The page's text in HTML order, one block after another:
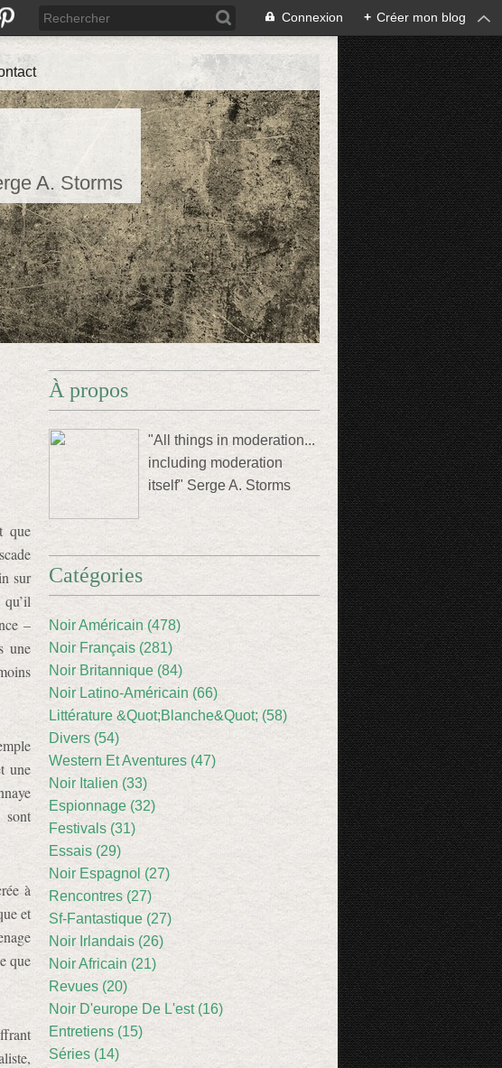
Connexion + Créer mon blog
A. Storms
que
sur
–
une
une
sont
à
et
que
À propos
"All things in moderation...
including moderation
itself" Serge A. Storms
Catégories
Noir Américain (478)
Noir Français (281)
Noir Britannique (84)
Noir Latino-Américain (66)
Littérature &Quot;Blanche&Quot; (58)
Divers (54)
Western Et Aventures (47)
Noir Italien (33)
Espionnage (32)
Festivals (31)
Essais (29)
Noir Espagnol (27)
Rencontres (27)
Sf-Fantastique (27)
Noir Irlandais (26)
Noir Africain (21)
Revues (20)
Noir D'europe De L'est (16)
Entretiens (15)
Séries (14)